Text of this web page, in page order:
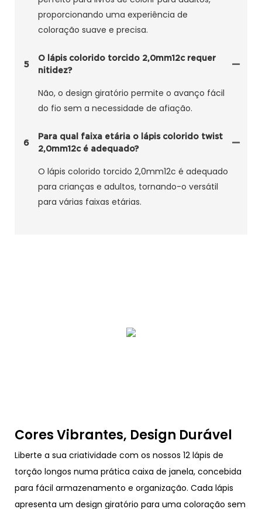
proporcionando uma experiência de
coloração suave e precisa.
5
O lápis colorido torcido 2,0mm12c requer
nitidez?
Não, o design giratório permite o avanço fácil
do fio sem a necessidade de afiação.
6
Para qual faixa etária o lápis colorido twist
2,0mm12c é adequado?
O lápis colorido torcido 2,0mm12c é adequado
para crianças e adultos, tornando-o versátil
para várias faixas etárias.
Cores Vibrantes, Design Durável
Liberte a sua criatividade com os nossos 12 lápis de
torção longos numa prática caixa de janela, concebida
para fácil armazenamento e organização. Cada lápis
apresenta um design giratório para uma coloração sem